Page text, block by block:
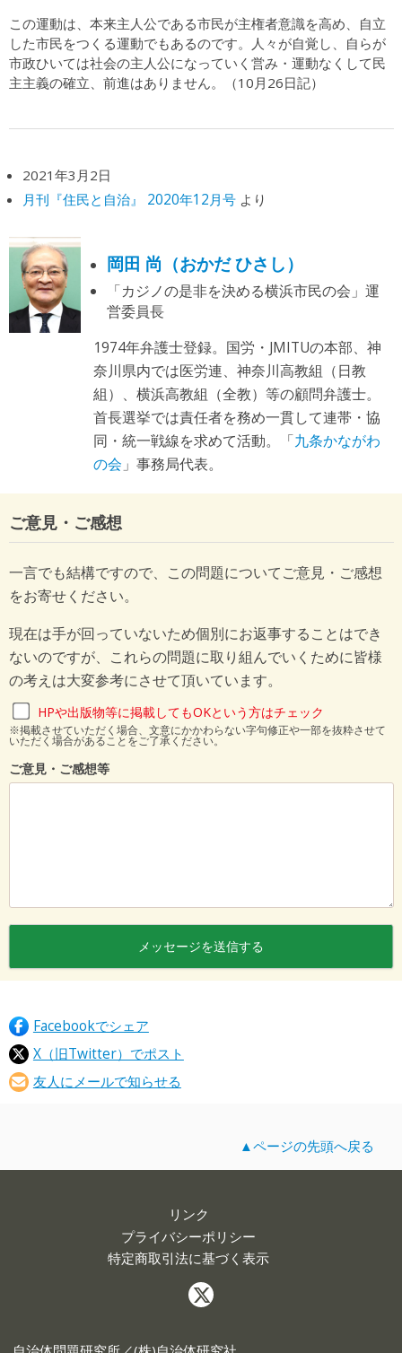
この運動は、本来主人公である市民が主権者意識を高め、自立
した市民をつくる運動でもあるのです。人々が自覚し、自らが
市政ひいては社会の主人公になっていく営み・運動なくして民
主主義の確立、前進はありません。（10月26日記）
2021年3月2日
月刊『住民と自治』 2020年12月号より
岡田 尚（おかだ ひさし）
「カジノの是非を決める横浜市民の会」運
営委員長
1974年弁護士登録。国労・JMITUの本部、神
奈川県内では医労連、神奈川高教組（日教
組）、横浜高教組（全教）等の顧問弁護士。
首長選挙では責任者を務め一貫して連帯・協
同・統一戦線を求めて活動。「九条かながわ
の会 」事務局代表。
ご意見・ご感想
一言でも結構ですので、この問題についてご意見・ご感想
をお寄せください。
現在は手が回っていないため個別にお返事することはでき
ないのですが、これらの問題に取り組んでいくために皆様
の考えは大変参考にさせて頂いています。
HPや出版物等に掲載してもOKという方はチェック
※掲載させていただく場合、文意にかかわらない字句修正や一部を抜粋させて
いただく場合があることをご了承ください。
ご意見・ご感想等
Facebookでシェア
X（旧Twitter）でポスト
友人にメールで知らせる
▲ページの先頭へ戻る
リンク
プライバシーポリシー
特定商取引法に基づく表示